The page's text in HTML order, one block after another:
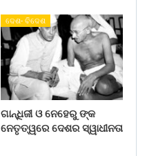
ଦେଶ- ବିଦେଶ
ଗାନ୍ଧିଜୀ ଓ ନେହେରୁ ଙ୍କ
ନେତୃତ୍ୱରେ ଦେଶର ସ୍ୱାଧୀନତା